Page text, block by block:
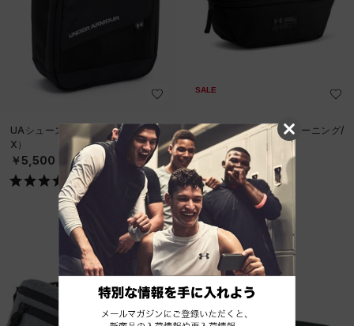
UAシューズバッグ（ゴルフ/UNISE
X）
￥5,500
SALE
UAウエストバッグ（トレーニング/
UNISEX）
￥2,31030%OFF
￥3,300